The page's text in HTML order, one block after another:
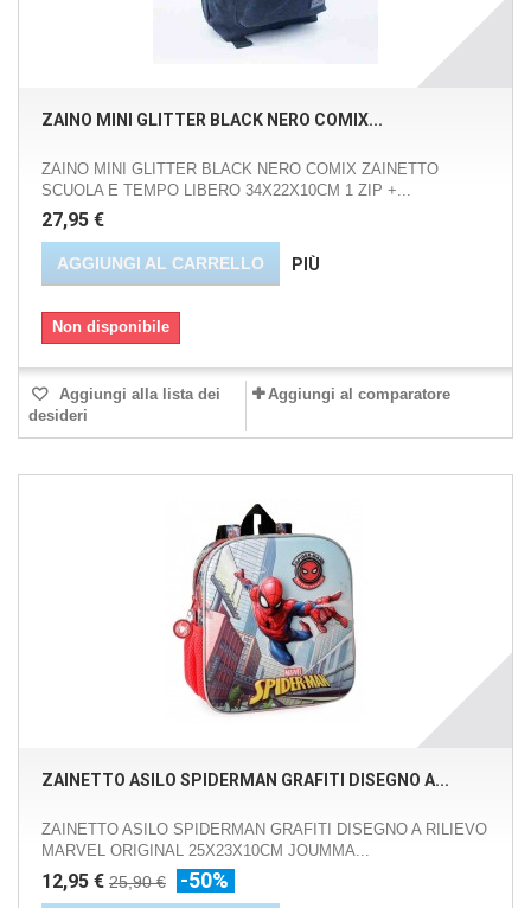
ZAINO MINI GLITTER BLACK NERO COMIX...
ZAINO MINI GLITTER BLACK NERO COMIX ZAINETTO
SCUOLA E TEMPO LIBERO 34X22X10CM 1 ZIP +...
27,95 €
AGGIUNGI AL CARRELLO PIÙ
Non disponibile
Aggiungi alla lista dei
desideri
Aggiungi al comparatore
ZAINETTO ASILO SPIDERMAN GRAFITI DISEGNO A...
ZAINETTO ASILO SPIDERMAN GRAFITI DISEGNO A RILIEVO
MARVEL ORIGINAL 25X23X10CM JOUMMA...
12,95 € 25,90 € -50%